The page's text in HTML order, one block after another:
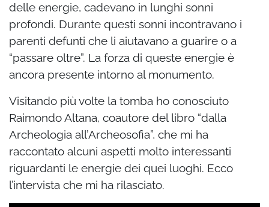
delle energie, cadevano in lunghi sonni
profondi. Durante questi sonni incontravano i
parenti defunti che li aiutavano a guarire o a
“passare oltre”. La forza di queste energie è
ancora presente intorno al monumento.
Visitando più volte la tomba ho conosciuto
Raimondo Altana, coautore del libro “dalla
Archeologia all’Archeosofia”, che mi ha
raccontato alcuni aspetti molto interessanti
riguardanti le energie dei quei luoghi. Ecco
l’intervista che mi ha rilasciato.